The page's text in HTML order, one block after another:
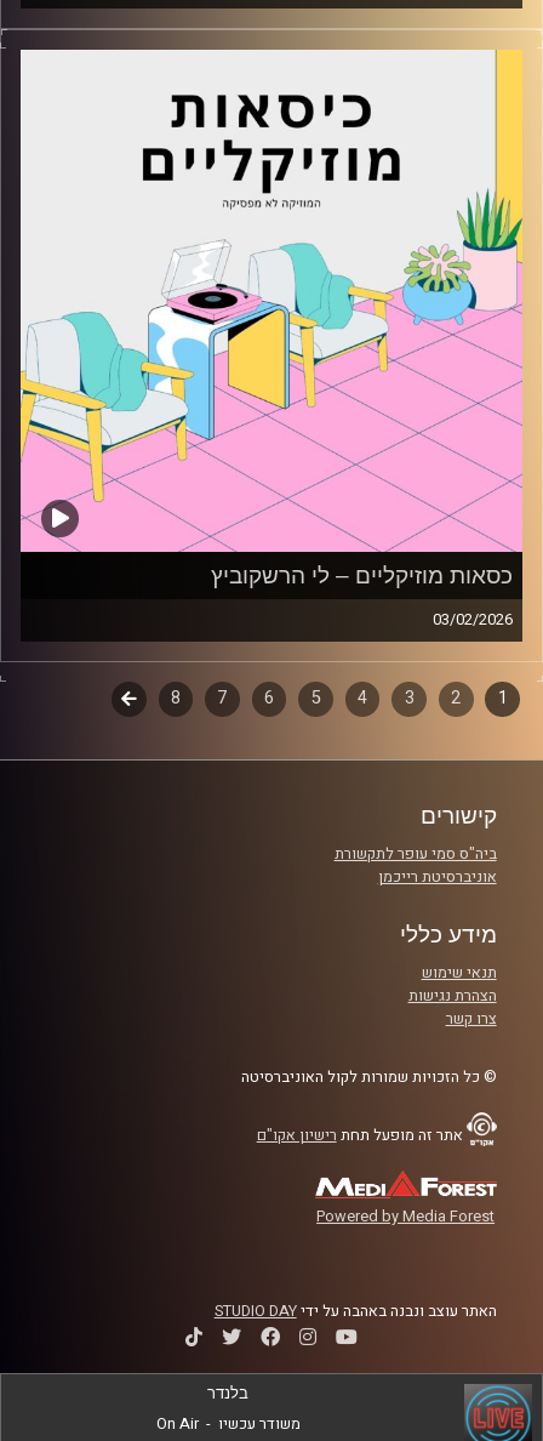
כסאות מוזיקליים עם איתן פישמן
כסאות מוזיקליים – לי הרשקוביץ
03/02/2026
כסאות מוזיקליים עם לי הרשקוביץ
קרדיט תמונות:AudioVersity
דפדוף
1
2
3
4
5
6
7
8
לשלב
קישורים
ביה"ס סמי עופר לתקשורת
אוניברסיטת רייכמן
מידע כללי
תנאי שימוש
הצהרת נגישות
צרו קשר
© כל הזכויות שמורות לקול האוניברסיטה
אתר זה מופעל תחת רישיון אקו"ם
Powered by Media Forest
האתר עוצב ונבנה באהבה על ידיSTUDIO DAY
בלנדר
משודר עכשיו -
On Air